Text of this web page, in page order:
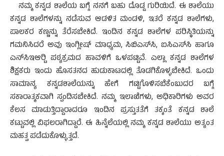
ನಮ್ಮ ಕನ್ನಡ ಶಾಲೆಯ ಬಗ್ಗೆ ನನಗೆ ಬಹು ದೊಡ್ಡ ಗುರಿಯಿದೆ. ಈ ಶಾಲೆಯು
ಕನ್ನಡ ಶಾಲೆಗಳನ್ನು ನಡೆಸುವ ಆಡಳಿತ ಮಂಡಳಿ, ಇತರೆ ಕನ್ನಡ ಶಾಲೆಗಳು,
ಪಾಲಕರ ಕಣ್ಣನ್ನು ತೆರೆಸಬೇಕಿದೆ. ಇಂದಿನ ಕನ್ನಡ ಶಾಲೆಗಳ ಪರಿಸ್ಥಿತಿಯನ್ನು
ಗಮನಿಸಿದರೆ ಅವು ಇಂಗ್ಲೀಷ್ ಮಾಧ್ಯಮ, ಸಿಬಿಎಸ್‍ಸಿ, ಐಸಿಎಸ್‍ಸಿ ಹಾಗೂ
ಎನ್‍ಸಿಇಆರ್‍ಟಿ ಪಠ್ಯಕ್ರಮದ ಹಾವಳಿಗೆ ಒಳಪಟ್ಟಿವೆ. ಎಲ್ಲಾ ಕನ್ನಡ ಶಾಲೆಗಳ
ಶಿಕ್ಷಕರು ಇಂದು ಹೊಸತನದ ಹುಡುಕಾಟದಲ್ಲಿ ತೊಡಗಿಕೊಳ್ಳಬೇಕಿದೆ. ಒಂದು
ಸಾಮಾನ್ಯ ಕನ್ನಡಶಾಲೆಯನ್ನು ಹೇಗೆ ಗಟ್ಟಿಗೊಳಿಸಬೆಕೆಂಬುದರ ಬಗ್ಗೆ
ಸಕಾರಾತ್ಮಕವಾಗಿ ಸ್ಪಂದಿಸಬೇಕಿದೆ. ನಮ್ಮ ಇಲಾಖೆಗಳು, ಅಧಿಕಾರಿಗಳು ಅವರ
ಕೆಲಸ ಮಾಡುತ್ತಿದ್ದಾರಾದರೂ ಇಂದಿನ ಪ್ರಸ್ತುತತೆಗೆ ತಕ್ಕಂತೆ ಕನ್ನಡ ಶಾಲೆ
ಕಟ್ಟುವಲ್ಲಿ ವಿಫಲರಾಗಿದ್ದಾರೆ. ಈ ಹಿನ್ನೆಲೆಯಲ್ಲಿ ನಮ್ಮ ಕನ್ನಡ ಶಾಲೆಯು ಅತ್ಯಂತ
ಮಹತ್ವ ಪಡೆದುಕೊಳ್ಳುತ್ತದೆ.